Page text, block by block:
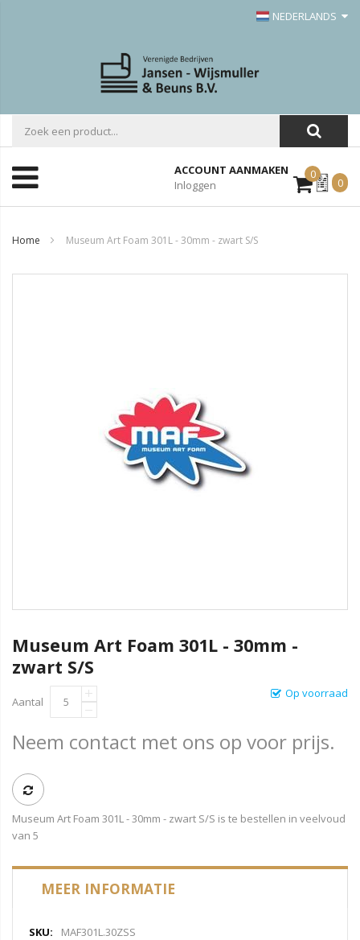
NEDERLANDS
ACCOUNT AANMAKEN
Inloggen
0Mijn
Offerte
0
Home Museum Art Foam 301L - 30mm - zwart S/S
Museum Art Foam 301L - 30mm -
zwart S/S
Op voorraad
Aantal
Neem contact met ons op voor prijs.
Museum Art Foam 301L - 30mm - zwart S/S is te bestellen in veelvoud
van 5
MEER INFORMATIE
Meer
MAF301L.30ZSS